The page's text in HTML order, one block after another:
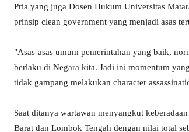
Pria yang juga Dosen Hukum Universitas
prinsip clean government yang menjadi asas
"Asas-asas umum pemerintahan yang baik,
berlaku di Negara kita. Jadi ini momentum
tidak gampang melakukan character
Saat ditanya wartawan menyangkut
Barat dan Lombok Tengah dengan nilai total